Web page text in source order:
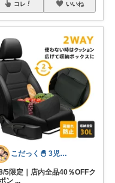
コレ いいね
こだっく🐣 3児のママ
5限定｜店内全品40％OFFク
ン ...